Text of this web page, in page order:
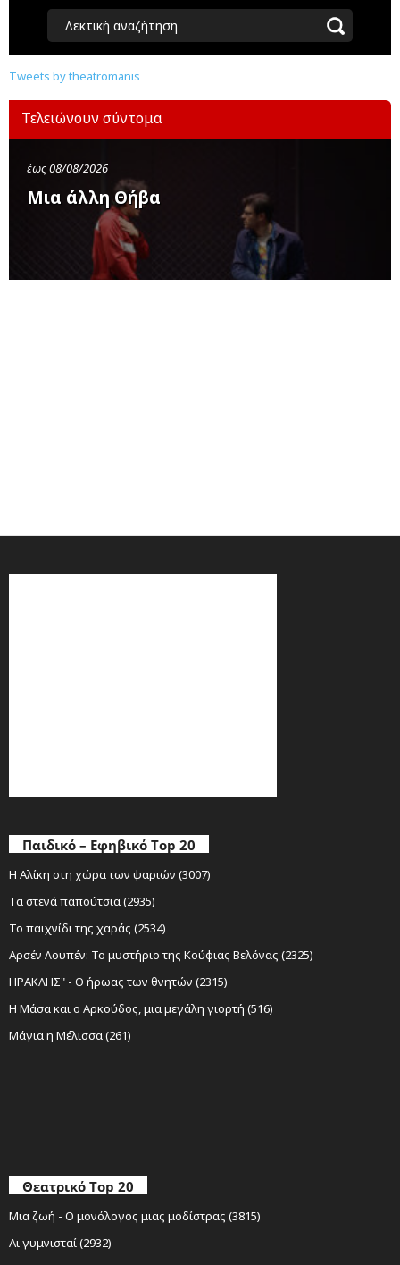
Λεκτική αναζήτηση
Tweets by theatromanis
Τελειώνουν σύντομα
έως 08/08/2026
Μια άλλη Θήβα
Παιδικό – Εφηβικό Top 20
Η Αλίκη στη χώρα των ψαριών (3007)
Τα στενά παπούτσια (2935)
Το παιχνίδι της χαράς (2534)
Αρσέν Λουπέν: Το μυστήριο της Κούφιας Βελόνας (2325)
ΗΡΑΚΛΗΣ" - Ο ήρωας των θνητών (2315)
Η Μάσα και ο Αρκούδος, μια μεγάλη γιορτή (516)
Μάγια η Μέλισσα (261)
Θεατρικό Top 20
Μια ζωή - Ο μονόλογος μιας μοδίστρας (3815)
Αι γυμνισταί (2932)